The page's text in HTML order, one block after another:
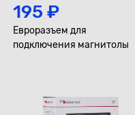
195 ₽
Евроразъем для
подключения магнитолы